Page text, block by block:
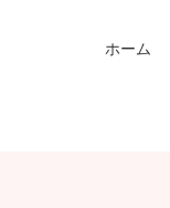
ホーム